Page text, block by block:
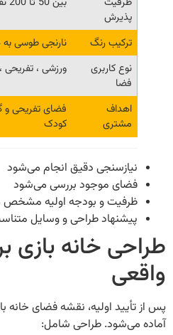
ترکیب رنگ
نارنجی طوسی به
نوع کاربری
ورزشی ، تفریحی ، خانوادگی
فضای تفریحی و گردشگری
کودک
دقیق انجام می‌شود
موجود بررسی می‌شود
و بودجه اولیه مشخص می‌شود
طراحی و وسایل متناسب
خانه بازی بر
اولیه، نقشه فضای خانه بازی
طراحی شامل: